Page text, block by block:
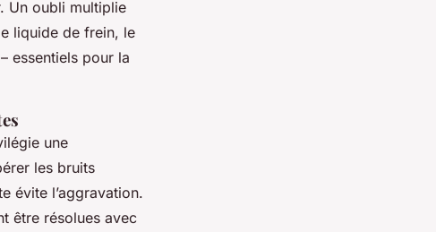
Un oubli multiplie
liquide de frein, le
essentiels pour la
une
les bruits
évite l’aggravation.
être résolues avec